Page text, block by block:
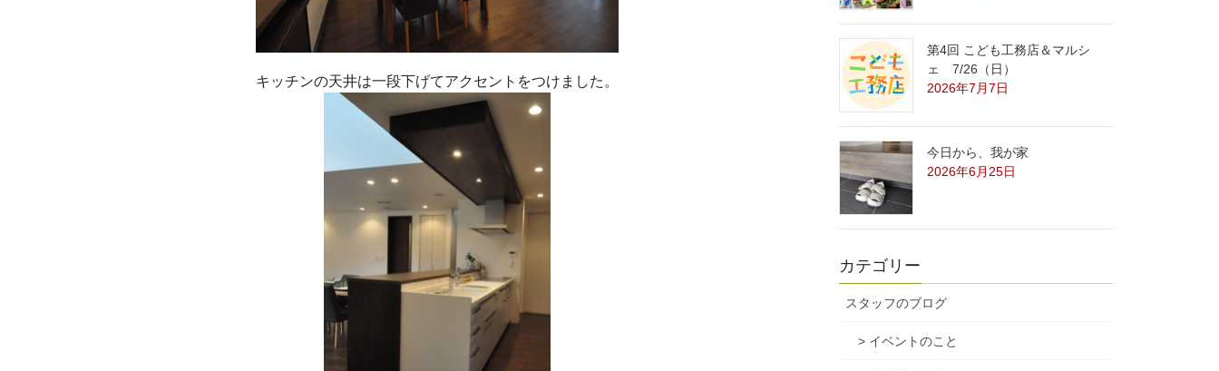
キッチンの天井は一段下げてアクセントをつけました。
第4回 こども工務店＆マルシ
ェ 7/26（日）
2026年7月7日
今日から、我が家
2026年6月25日
カテゴリー
スタッフのブログ
> イベントのこと